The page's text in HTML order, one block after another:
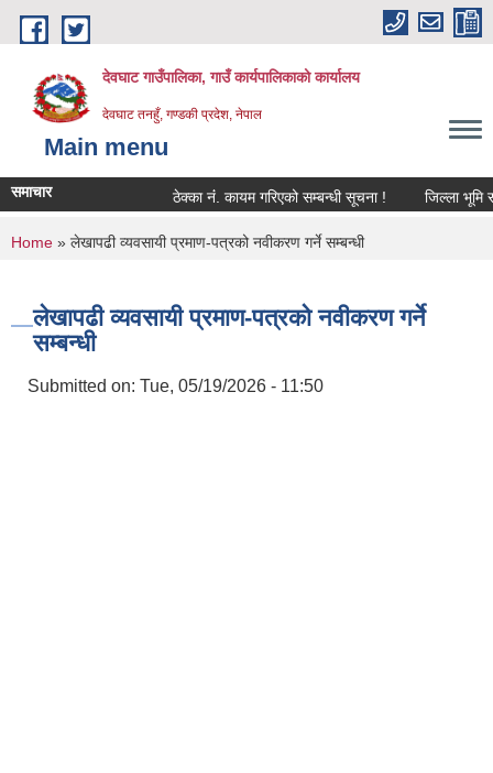
Skip to main content
देवघाट गाउँपालिका, गाउँ कार्यपालिकाको कार्यालय
देवघाट तनहुँ, गण्डकी प्रदेश, नेपाल
Main menu
समाचार ठेक्का नंं. कायम गरिएको सम्बन्धी सूचना ! जिल्ला भूमि
You are here
Home » लेखापढी व्यवसायी प्रमाण-पत्रको नवीकरण गर्ने सम्बन्धी
लेखापढी व्यवसायी प्रमाण-पत्रको नवीकरण गर्ने
सम्बन्धी
Submitted on: Tue, 05/19/2026 - 11:50